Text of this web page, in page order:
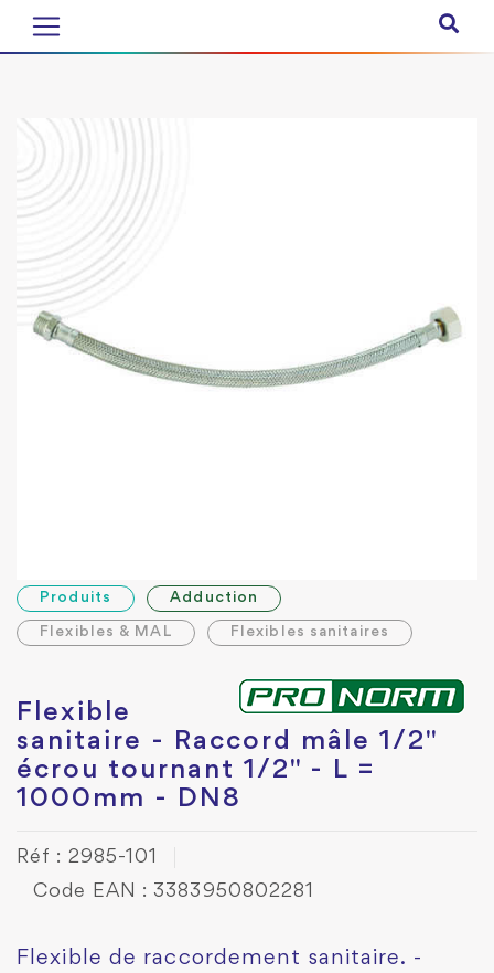
Produits Adduction
Flexibles & MAL Flexibles sanitaires
Flexible
sanitaire - Raccord mâle 1/2"
écrou tournant 1/2" - L =
1000mm - DN8
Réf : 2985-101
Code EAN : 3383950802281
Flexible de raccordement sanitaire. -